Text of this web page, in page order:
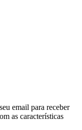
email para receber
as características